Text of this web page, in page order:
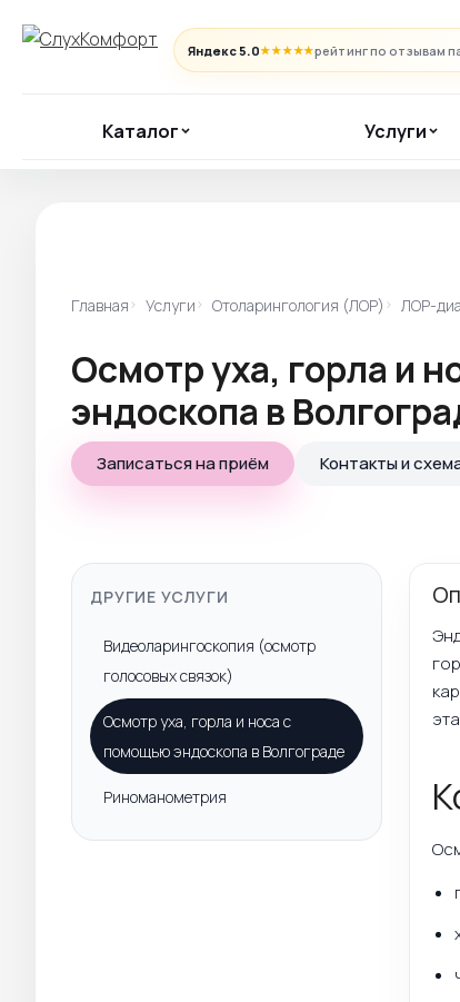
Яндекс 5.0★★★★★рейтинг по отзывам
Каталог Услуги
Главная Услуги Отоларингология (ЛОР) ЛОР-
Осмотр уха, горла и
эндоскопа в
Записаться на приём Контакты и
ДРУГИЕ УСЛУГИ
Видеоларингоскопия (осмотр
голосовых связок)
Осмотр уха, горла и носа с
помощью эндоскопа в Волгограде
Риноманометрия